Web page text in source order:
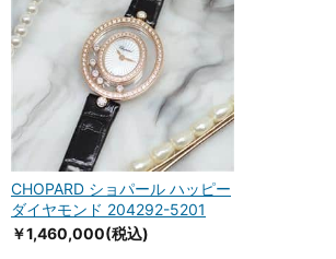
CHOPARD ショパール ハッピー
ダイヤモンド 204292-5201
￥1,460,000(税込)